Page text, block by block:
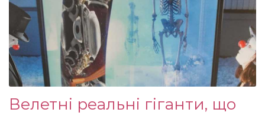
Велетні реальні гіганти, що